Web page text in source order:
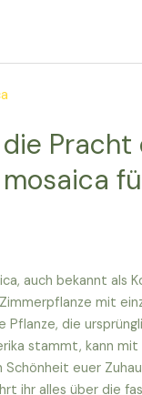
Pracht
auch bekannt als
mit
Pflanze, die
stammt, kann mit
euer
ihr alles über die